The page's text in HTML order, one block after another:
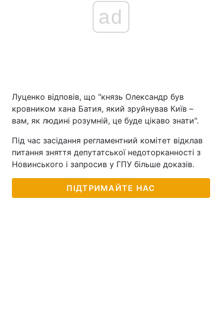
ad
Луценко відповів, що "князь Олександр був
кровником хана Батия, який зруйнував Київ –
вам, як людині розумній, це буде цікаво знати".
Під час засідання регламентний комітет відклав
питання зняття депутатської недоторканності з
Новинського і запросив у ГПУ більше доказів.
ПІДТРИМАЙТЕ НАС